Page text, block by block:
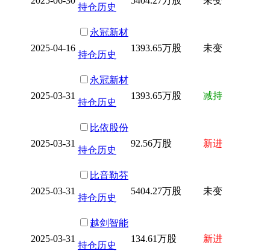
持仓历史
2025-04-16
永冠新材
持仓历史
1393.65万股 未变
2025-03-31
永冠新材
持仓历史
1393.65万股 减持
2025-03-31
比依股份
持仓历史
92.56万股 新进
2025-03-31
比音勒芬
持仓历史
5404.27万股 未变
2025-03-31
越剑智能
持仓历史
134.61万股 新进